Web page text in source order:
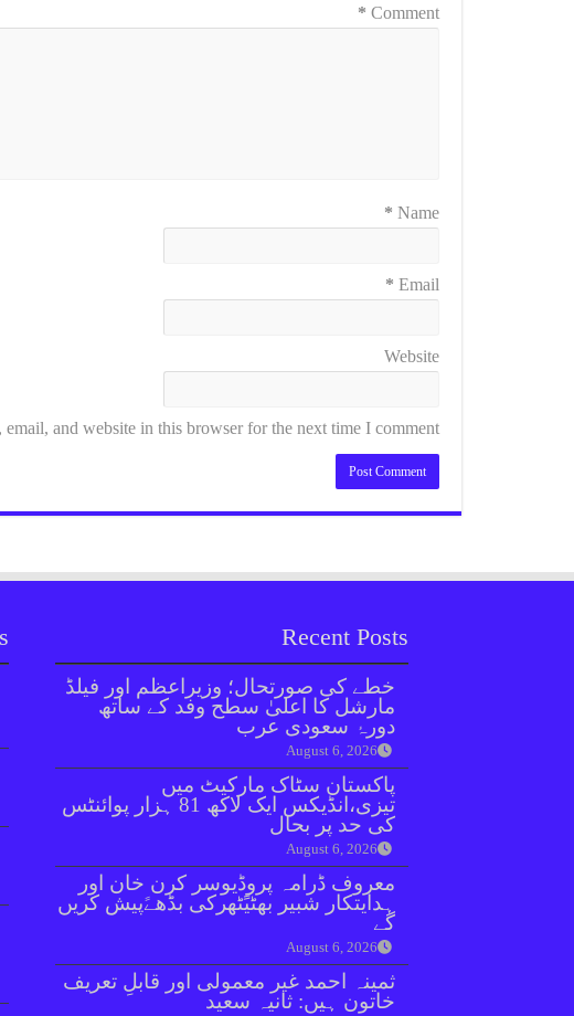
Comment
*
Name
*
Email
*
Website
email, and website in this browser for the next time I comment.
Recent Posts
خطے کی صورتحال؛ وزیراعظم اور فیلڈ
مارشل کا اعلیٰ سطح وفد کے ساتھ
دورۂ سعودی عرب
August 6, 2026
پاکستان سٹاک مارکیٹ میں
تیزی،انڈیکس ایک لاکھ 81 ہزار پوائنٹس
کی حد پر بحال
August 6, 2026
معروف ڈرامہ پروڈیوسر کرن خان اور
ہدایتکار شبیر بھٹیًٹھرکی بڈھےًپیش کریں
گے
August 6, 2026
ثمینہ احمد غیر معمولی اور قابلِ تعریف
خاتون ہیں: ثانیہ سعید